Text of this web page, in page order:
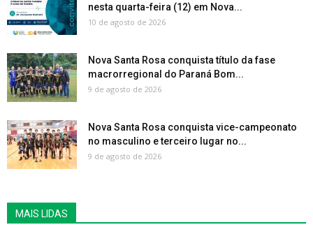
nesta quarta-feira (12) em Nova...
10 de agosto de 2026
Nova Santa Rosa conquista título da fase
macrorregional do Paraná Bom...
9 de agosto de 2026
Nova Santa Rosa conquista vice-campeonato
no masculino e terceiro lugar no...
9 de agosto de 2026
MAIS LIDAS